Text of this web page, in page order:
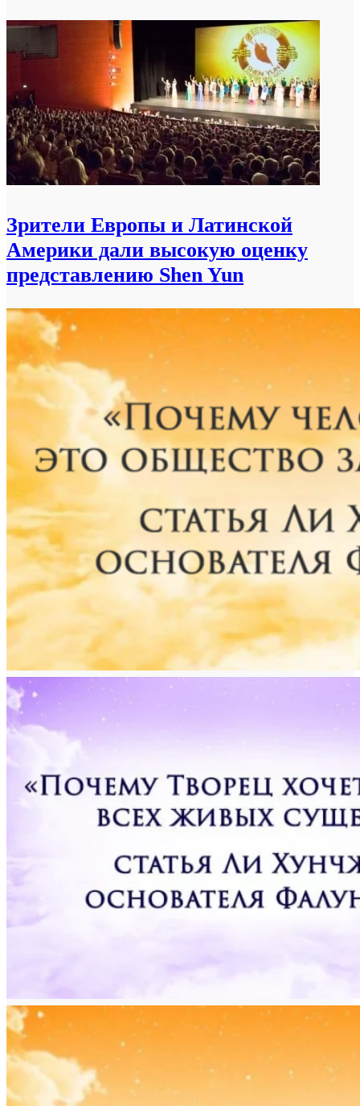
Зрители Европы и Латинской
Америки дали высокую оценку
представлению Shen Yun